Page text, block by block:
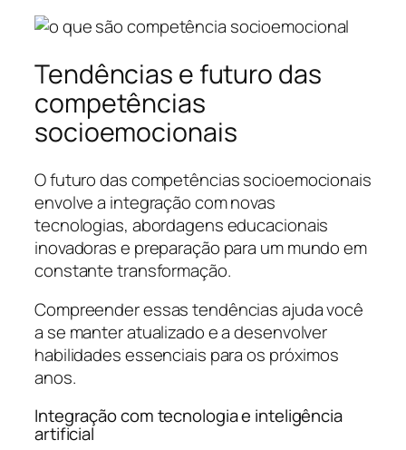
Tendências e futuro das
competências
socioemocionais
O futuro das competências socioemocionais
envolve a integração com novas
tecnologias, abordagens educacionais
inovadoras e preparação para um mundo em
constante transformação.
Compreender essas tendências ajuda você
a se manter atualizado e a desenvolver
habilidades essenciais para os próximos
anos.
Integração com tecnologia e inteligência
artificial